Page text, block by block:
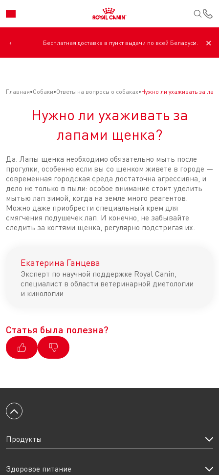
‹ Бесплатная доставка в пункт выдачи по всей Беларуси. › ✕
Главная Собаки Ответы на вопросы о собаках Нужно ли ухаживать за
Нужно ли ухаживать за
лапами щенка?
Да. Лапы щенка необходимо обязательно мыть после
прогулки, особенно если вы со щенком живете в городе —
современная городская среда достаточна агрессивна, и
дело не только в пыли: особое внимание стоит уделить
мытью лап зимой, когда на земле много реагентов.
Можно даже приобрести специальный крем для
смягчения подушечек лап. И конечно, не забывайте
следить за когтями щенка, регулярно подстригая их.
Екатерина Ганцева
Эксперт по научной поддержке Royal Canin,
специалист в области ветеринарной диетологии
и кинологии
Статья была полезна?
Вернуться к началу
Продукты
Здоровое питание